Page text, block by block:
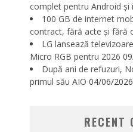
complet pentru Android și
100 GB de internet
contract, fără acte și fără
LG lansează
Micro RGB pentru 2026
După ani de refuzuri,
primul său AIO 04/06/2026
RECENT